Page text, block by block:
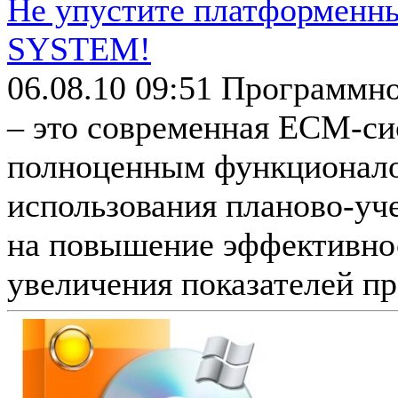
Не упустите
SYSTEM!
06.08.10 09:51
– это современная ECM-
полноценным
использования планово-
на повышение
увеличения показателей